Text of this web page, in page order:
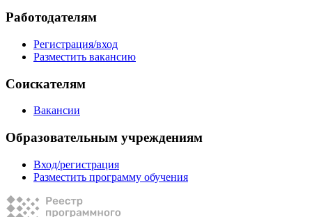
Работодателям
Регистрация/вход
Разместить вакансию
Соискателям
Вакансии
Образовательным учреждениям
Вход/регистрация
Разместить программу обучения